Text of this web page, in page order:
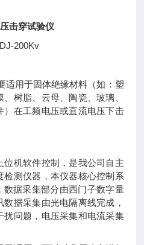
击穿试验仪
200Kv
适用于固体绝缘材料（如：塑
树脂、云母、陶瓷、玻璃、
）在工频电压或直流电压下击
位机软件控制，是我公司自主
检测仪器，本仪器核心控制系
据采集部分由西门子数字量
据采集由光电隔离线完成，
扰问题，电压采集和电流采集